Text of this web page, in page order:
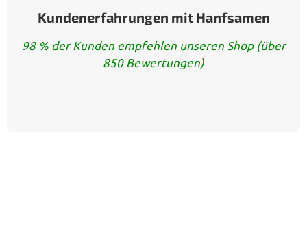
Kundenerfahrungen mit Hanfsamen
98 % der Kunden empfehlen unseren Shop (über
850 Bewertungen)